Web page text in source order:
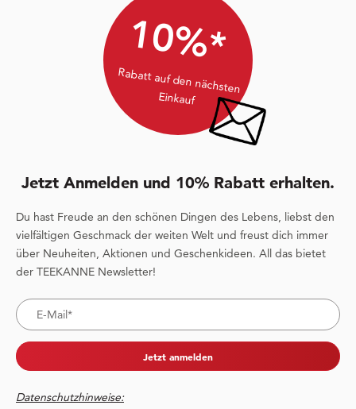
10%*
Rabatt auf den nächsten
Einkauf
Jetzt Anmelden und 10% Rabatt erhalten.
Du hast Freude an den schönen Dingen des Lebens, liebst den
vielfältigen Geschmack der weiten Welt und freust dich immer
über Neuheiten, Aktionen und Geschenkideen. All das bietet
der TEEKANNE Newsletter!
Jetzt anmelden
Datenschutzhinweise: